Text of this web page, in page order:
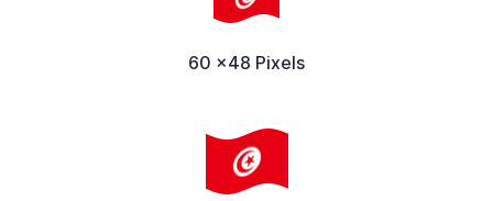
60 x48 Pixels